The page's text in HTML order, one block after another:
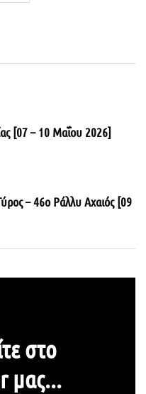
[07 – 10 Μαΐου 2026]
– 46ο Ράλλυ Αχαιός [09
στο
μας...